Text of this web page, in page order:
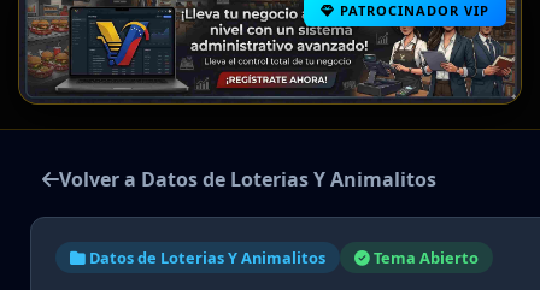
PATROCINADOR VIP
Volver a Datos de Loterias Y Animalitos
Datos de Loterias Y Animalitos Tema Abierto